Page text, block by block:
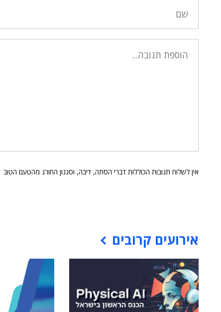
אין לשלוח תגובות הכוללות דברי הסתה, דיבה, וסגנון החורג מהטעם הטוב
אירועים קרובים